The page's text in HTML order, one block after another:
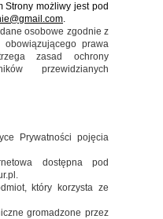
Strony możliwy jest pod
.
osobowe zgodnie z
obowiązującego prawa
zasad ochrony
przewidzianych
Prywatności pojęcia
dostępna pod
który korzysta ze
gromadzone przez